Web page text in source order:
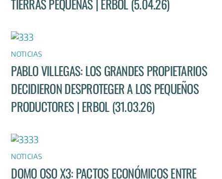
TIERRAS PEQUEÑAS | ERBOL (5.04.26)
NOTICIAS
PABLO VILLEGAS: LOS GRANDES PROPIETARIOS
DECIDIERON DESPROTEGER A LOS PEQUEÑOS
PRODUCTORES | ERBOL (31.03.26)
NOTICIAS
DOMO OSO X3: PACTOS ECONÓMICOS ENTRE